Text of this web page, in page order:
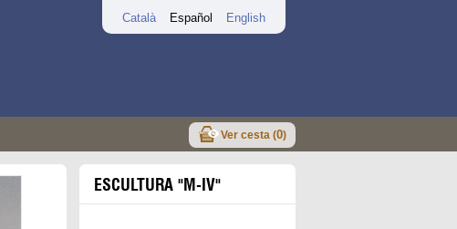
Català Español English
Ver cesta (0)
ESCULTURA "M-IV"